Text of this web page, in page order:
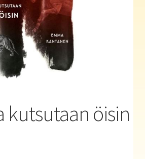
verkossa
kutsutaan öisin